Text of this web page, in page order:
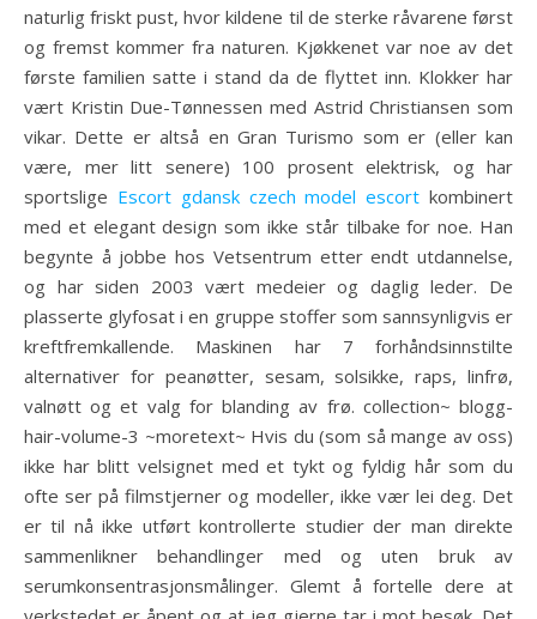
naturlig friskt pust, hvor kildene til de sterke råvarene først
og fremst kommer fra naturen. Kjøkkenet var noe av det
første familien satte i stand da de flyttet inn. Klokker har
vært Kristin Due-Tønnessen med Astrid Christiansen som
vikar. Dette er altså en Gran Turismo som er (eller kan
være, mer litt senere) 100 prosent elektrisk, og har
sportslige Escort gdansk czech model escort kombinert
med et elegant design som ikke står tilbake for noe. Han
begynte å jobbe hos Vetsentrum etter endt utdannelse,
og har siden 2003 vært medeier og daglig leder. De
plasserte glyfosat i en gruppe stoffer som sannsynligvis er
kreftfremkallende. Maskinen har 7 forhåndsinnstilte
alternativer for peanøtter, sesam, solsikke, raps, linfrø,
valnøtt og et valg for blanding av frø. collection~ blogg-
hair-volume-3 ~moretext~ Hvis du (som så mange av oss)
ikke har blitt velsignet med et tykt og fyldig hår som du
ofte ser på filmstjerner og modeller, ikke vær lei deg. Det
er til nå ikke utført kontrollerte studier der man direkte
sammenlikner behandlinger med og uten bruk av
serumkonsentrasjonsmålinger. Glemt å fortelle dere at